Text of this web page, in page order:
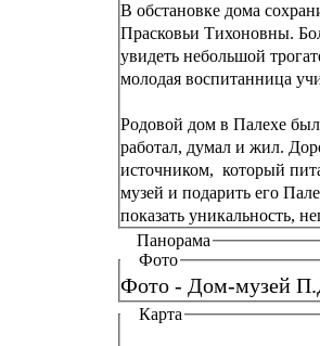
В обстановке дома
Прасковьи Тихоновны.
увидеть небольшой
молодая воспитанница
Родовой дом в Палехе
работал, думал и жил.
источником, который
музей и подарить его
показать уникальность,
Панорама
Фото
Фото - Дом-музей
Карта